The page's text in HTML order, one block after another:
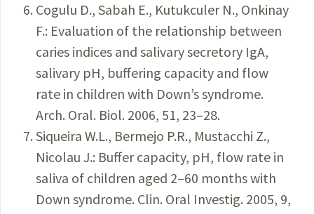
Cogulu D., Sabah E., Kutukculer N., Onkinay
F.: Evaluation of the relationship between
caries indices and salivary secretory IgA,
salivary pH, buffering capacity and flow
rate in children with Down’s syndrome.
Arch. Oral. Biol. 2006, 51, 23–28.
Siqueira W.L., Bermejo P.R., Mustacchi Z.,
Nicolau J.: Buffer capacity, pH, flow rate in
saliva of children aged 2–60 months with
Down syndrome. Clin. Oral Investig. 2005, 9,